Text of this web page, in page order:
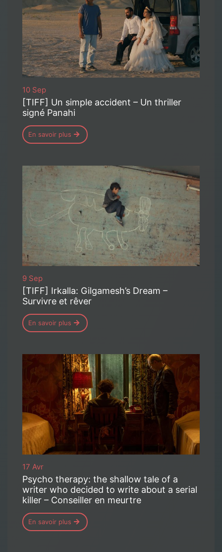
10 Sep
[TIFF] Un simple accident – Un thriller
signé Panahi
En savoir plus
9 Sep
[TIFF] Irkalla: Gilgamesh’s Dream –
Survivre et rêver
En savoir plus
17 Avr
Psycho therapy: the shallow tale of a
writer who decided to write about a serial
killer – Conseiller en meurtre
En savoir plus